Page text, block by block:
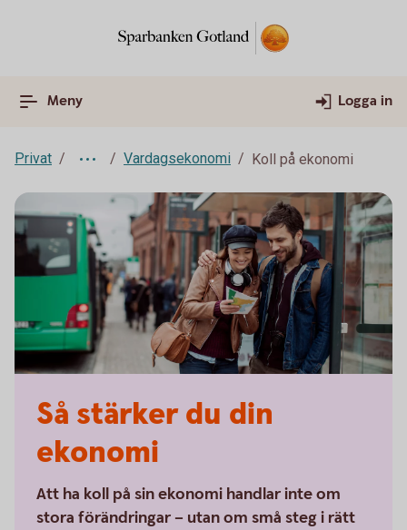
Meny Logga in
Privat Vardagsekonomi Koll på ekonomi
Så stärker du din
ekonomi
Att ha koll på sin ekonomi handlar inte om
stora förändringar – utan om små steg i rätt